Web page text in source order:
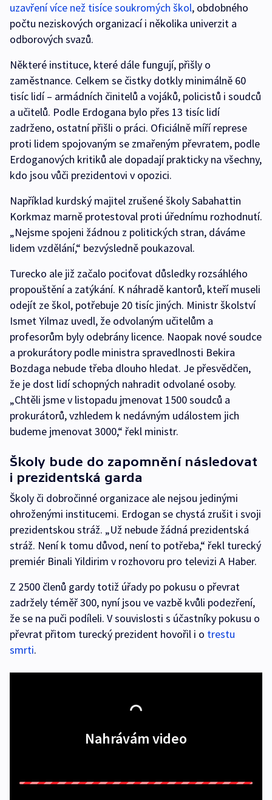
uzavření více než tisíce soukromých škol, obdobného
počtu neziskových organizací i několika univerzit a
odborových svazů.
Některé instituce, které dále fungují, přišly o
zaměstnance. Celkem se čistky dotkly minimálně 60
tisíc lidí – armádních činitelů a vojáků, policistů i soudců
a učitelů. Podle Erdogana bylo přes 13 tisíc lidí
zadrženo, ostatní přišli o práci. Oficiálně míří represe
proti lidem spojovaným se zmařeným převratem, podle
Erdoganových kritiků ale dopadají prakticky na všechny,
kdo jsou vůči prezidentovi v opozici.
Například kurdský majitel zrušené školy Sabahattin
Korkmaz marně protestoval proti úřednímu rozhodnutí.
„Nejsme spojeni žádnou z politických stran, dáváme
lidem vzdělání,“ bezvýsledně poukazoval.
Turecko ale již začalo pociťovat důsledky rozsáhlého
propouštění a zatýkání. K náhradě kantorů, kteří museli
odejít ze škol, potřebuje 20 tisíc jiných. Ministr školství
Ismet Yilmaz uvedl, že odvolaným učitelům a
profesorům byly odebrány licence. Naopak nové soudce
a prokurátory podle ministra spravedlnosti Bekira
Bozdaga nebude třeba dlouho hledat. Je přesvědčen,
že je dost lidí schopných nahradit odvolané osoby.
„Chtěli jsme v listopadu jmenovat 1500 soudců a
prokurátorů, vzhledem k nedávným událostem jich
budeme jmenovat 3000,“ řekl ministr.
Školy bude do zapomnění následovat
i prezidentská garda
Školy či dobročinné organizace ale nejsou jedinými
ohroženými institucemi. Erdogan se chystá zrušit i svoji
prezidentskou stráž. „Už nebude žádná prezidentská
stráž. Není k tomu důvod, není to potřeba,“ řekl turecký
premiér Binali Yildirim v rozhovoru pro televizi A Haber.
Z 2500 členů gardy totiž úřady po pokusu o převrat
zadržely téměř 300, nyní jsou ve vazbě kvůli podezření,
že se na puči podíleli. V souvislosti s účastníky pokusu o
převrat přitom turecký prezident hovořil i o trestu
smrti.
Nahrávám video